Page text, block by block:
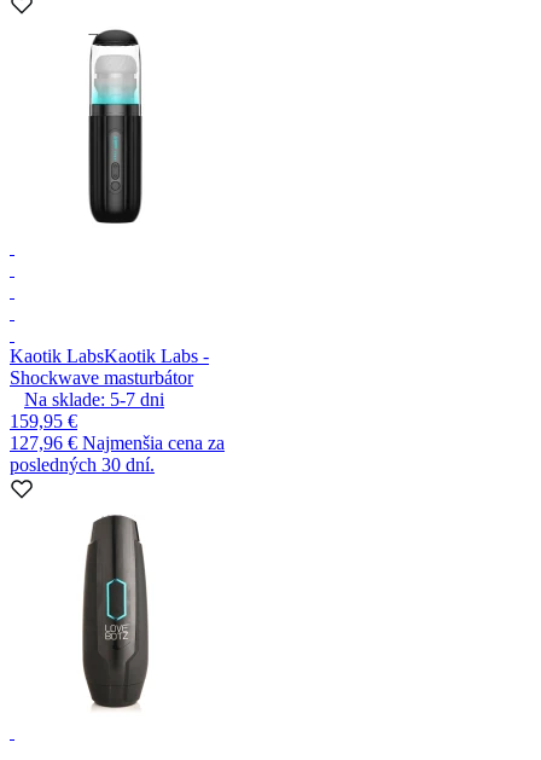
Kaotik LabsKaotik Labs -
Shockwave masturbátor
Na sklade: 5-7 dni
159,95 €
127,96 € Najmenšia cena za
posledných 30 dní.